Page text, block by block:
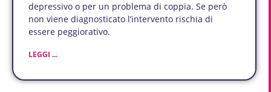
depressivo o per un problema di coppia. Se però
non viene diagnosticato l’intervento rischia di
essere peggiorativo.
LEGGI ...